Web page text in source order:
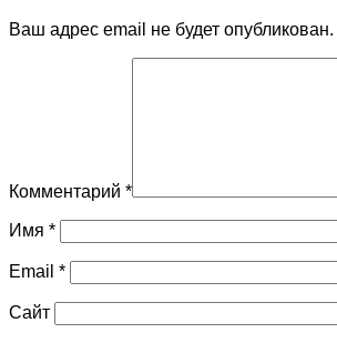
Ваш адрес email не будет опубликован.
Комментарий *
Имя *
Email *
Сайт